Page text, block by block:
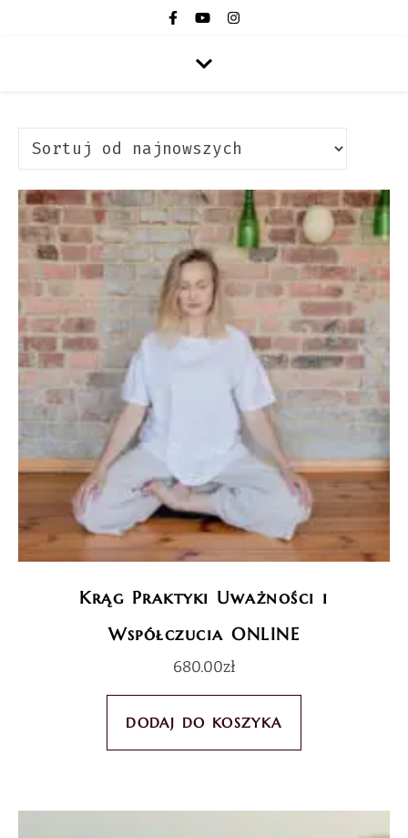
Krąg Praktyki Uważności i
Współczucia ONLINE
680.00zł
DODAJ DO KOSZYKA